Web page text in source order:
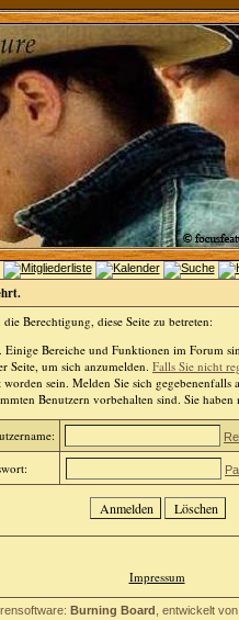
Berechtigung, diese Seite zu betreten:
Bereiche und Funktionen im Forum
Seite, um sich anzumelden. Falls Sie nicht
sein. Melden Sie sich
Benutzern vorbehalten sind. Sie
Impressum
Burning Board , entwickelt von